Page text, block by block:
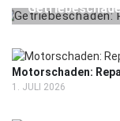
Motorschaden:
1. JULI 2026